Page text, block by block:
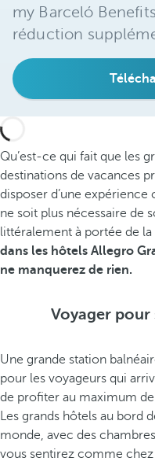
my Barceló
réduction
Qu’est-ce qui fait que les
destinations de vacances
disposer d’une expérience
ne soit plus nécessaire de
littéralement à portée de la
dans les hôtels Allegro
ne manquerez de rien.
Voyager pour
Une grande station
pour les voyageurs qui
de profiter au maximum
Les grands hôtels au bord
monde, avec des
vous sentirez comme